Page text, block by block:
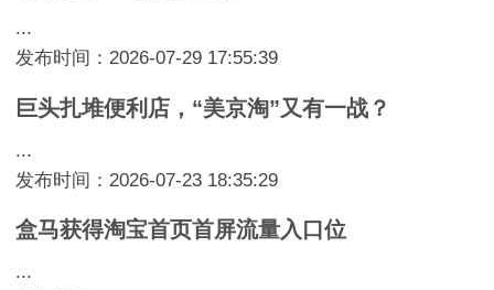
...
发布时间：2026-07-29 17:55:39
巨头扎堆便利店，“美京淘”又有一战？
...
发布时间：2026-07-23 18:35:29
盒马获得淘宝首页首屏流量入口位
...